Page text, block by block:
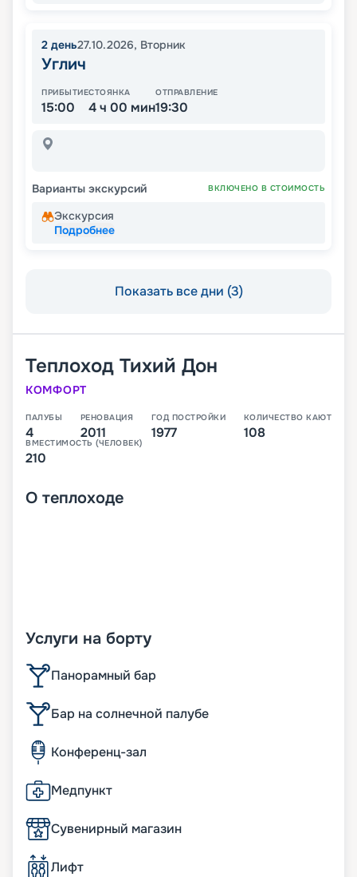
2 день27.10.2026, Вторник
Углич
ПРИБЫТИЕ
15:00
СТОЯНКА
4 ч 00 мин
ОТПРАВЛЕНИЕ
19:30
Варианты экскурсий ВКЛЮЧЕНО В СТОИМОСТЬ
Экскурсия
Подробнее
Показать все дни (3)
Теплоход Тихий Дон
КОМФОРТ
ПАЛУБЫ
4
РЕНОВАЦИЯ
2011
ГОД ПОСТРОЙКИ
1977
КОЛИЧЕСТВО КАЮТ
108
ВМЕСТИМОСТЬ (ЧЕЛОВЕК)
210
О теплоходе
Услуги на борту
Панорамный бар
Бар на солнечной палубе
Конференц-зал
Медпункт
Сувенирный магазин
Лифт